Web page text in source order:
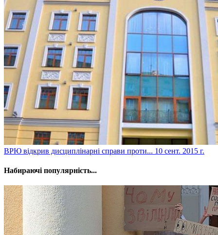
ВРЮ відкрив дисциплінарні справи проти... 10 сент. 2015 г.
Набираючі популярність...